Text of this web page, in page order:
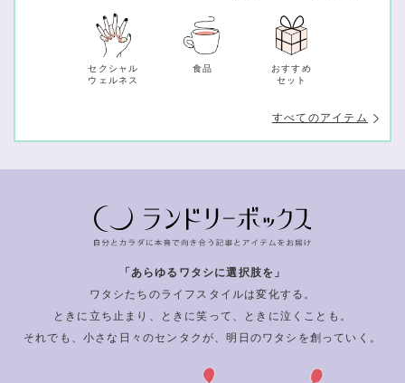
セクシャル
ウェルネス
食品
おすすめ
セット
すべてのアイテム
「あらゆるワタシに選択肢を」
ワタシたちのライフスタイルは変化する。
ときに立ち止まり、ときに笑って、ときに泣くことも。
それでも、小さな日々のセンタクが、明日のワタシを創っていく。